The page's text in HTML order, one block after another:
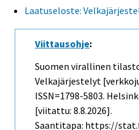
Laatuseloste:
Viittausohje:
Suomen virallinen
Velkajärjestelyt
ISSN=1798-5803.
[viitattu: 8.8.2026].
Saantitapa: https://